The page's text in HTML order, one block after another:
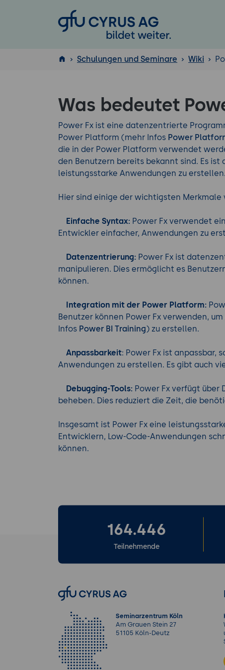
GFU Cyrus AG
ISTQB ®
Schulungen und Seminare Wiki
Was bedeutet
Power Fx ist eine datenzentrierte
Power Platform (mehr Infos Power
die in der Power Platform verwendet
den Benutzern bereits bekannt sind. Es
leistungsstarke Anwendungen zu erstellen.
Hier sind einige der wichtigsten Merkmale
Einfache Syntax: Power Fx verwendet
Entwickler einfacher, Anwendungen zu
Datenzentrierung: Power Fx ist
manipulieren. Dies ermöglicht es
können.
Integration mit der Power Platform:
Benutzer können Power Fx verwenden,
Infos Power BI Training) zu erstellen.
Anpassbarkeit: Power Fx ist anpassbar,
Anwendungen zu erstellen. Es gibt auch
Debugging-Tools: Power Fx verfügt über
beheben. Dies reduziert die Zeit, die
Insgesamt ist Power Fx eine
Entwicklern, Low-Code-Anwendungen
können.
164.446
Teilnehmende
Seminarzentrum Köln
Am Grauen Stein 27
51105 Köln-Deutz